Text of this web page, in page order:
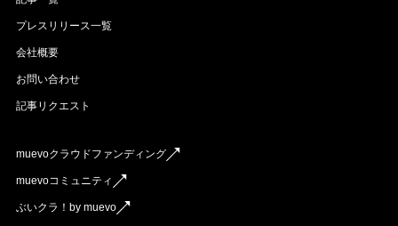
プレスリリース一覧
会社概要
お問い合わせ
記事リクエスト
muevoクラウドファンディング
muevoコミュニティ
ぶいクラ！by muevo